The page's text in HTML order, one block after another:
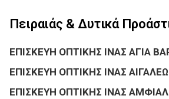
Πειραιάς & Δυτικά
ΕΠΙΣΚΕΥΗ ΟΠΤΙΚΗΣ ΙΝΑΣ ΑΓΙΑ
ΕΠΙΣΚΕΥΗ ΟΠΤΙΚΗΣ ΙΝΑΣ ΑΙΓΑΛΕΩ
ΕΠΙΣΚΕΥΗ ΟΠΤΙΚΗΣ ΙΝΑΣ